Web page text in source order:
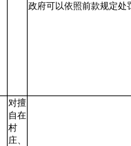
政府可以依照前款规定
对擅
自在
村
庄、